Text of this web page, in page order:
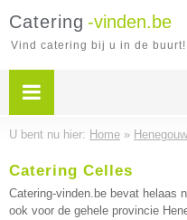
Catering -vinden.be
Vind catering bij u in de buurt!
U bent nu hier: Home »
Catering Celles
Catering-vinden.be bevat helaas
ook voor de gehele provincie